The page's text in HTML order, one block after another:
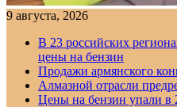
9 августа, 2026
В 23 российских
цены на бензин
Продажи армянского
Алмазной отрасли
Цены на бензин упали в